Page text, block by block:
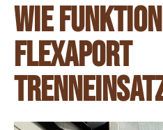
Wie
Flexaport